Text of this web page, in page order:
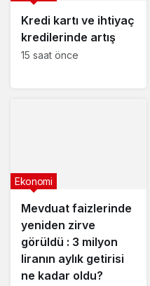
Kredi kartı ve ihtiyaç
kredilerinde artış
15 saat önce
Mevduat faizlerinde
yeniden zirve
görüldü : 3 milyon
liranın aylık getirisi
ne kadar oldu?
Ekonomi